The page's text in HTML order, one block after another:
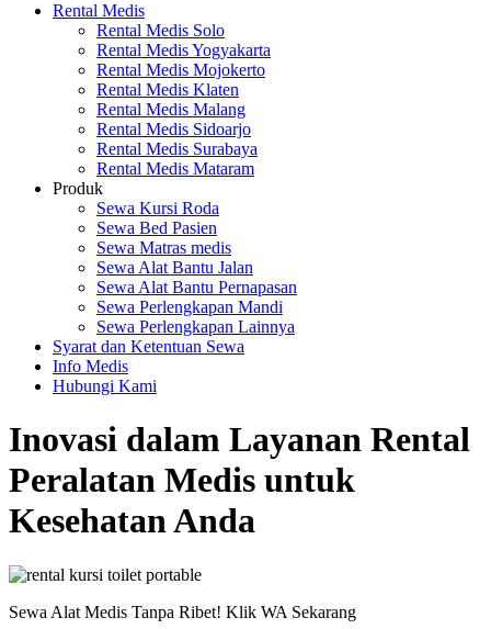
Rental Medis
Rental Medis Solo
Rental Medis Yogyakarta
Rental Medis Mojokerto
Rental Medis Klaten
Rental Medis Malang
Rental Medis Sidoarjo
Rental Medis Surabaya
Rental Medis Mataram
Produk
Sewa Kursi Roda
Sewa Bed Pasien
Sewa Matras medis
Sewa Alat Bantu Jalan
Sewa Alat Bantu Pernapasan
Sewa Perlengkapan Mandi
Sewa Perlengkapan Lainnya
Syarat dan Ketentuan Sewa
Info Medis
Hubungi Kami
Inovasi dalam Layanan Rental
Peralatan Medis untuk
Kesehatan Anda
Sewa Alat Medis Tanpa Ribet! Klik WA Sekarang